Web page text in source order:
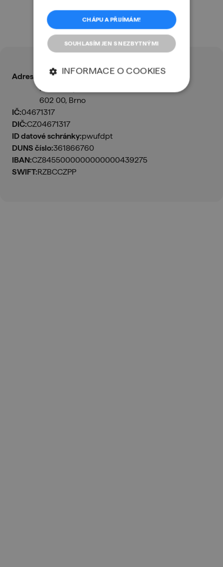
Fakturační údaje
Adresa:
ENGETO s.r.o.
Nové sady 988/2
602 00, Brno
IČ:04671317
DIČ:CZ04671317
ID datové schránky:pwufdpt
DUNS číslo:361866760
IBAN:CZ8455000000000000439275
SWIFT:RZBCCZPP
CHÁPU A PŘIJÍMÁM!
SOUHLASÍM JEN S NEZBYTNÝMI
INFORMACE O COOKIES